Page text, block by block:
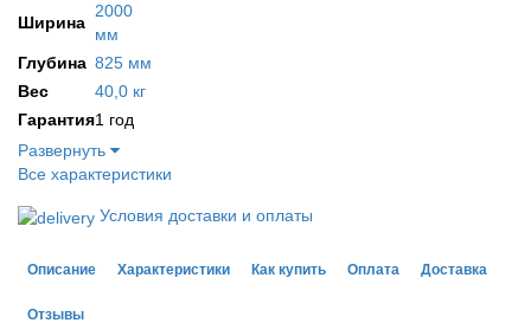
Ширина
2000
мм
Глубина 825 мм
Вес
40,0 кг
Гарантия1 год
Развернуть
Все характеристики
Условия доставки и оплаты
Описание Характеристики Как купить Оплата Доставка
Отзывы